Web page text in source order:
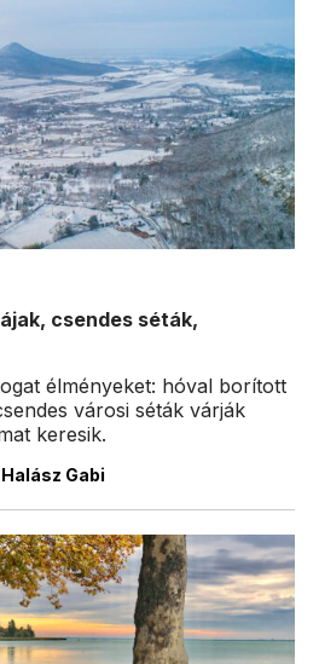
csendes séták,
élményeket: hóval borított
városi séták várják
keresik.
Halász Gabi